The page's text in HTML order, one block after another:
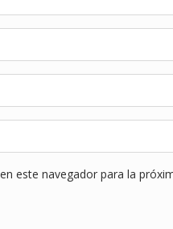
este navegador para la